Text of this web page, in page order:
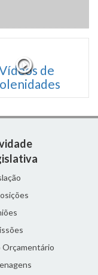
de
Orçamentário